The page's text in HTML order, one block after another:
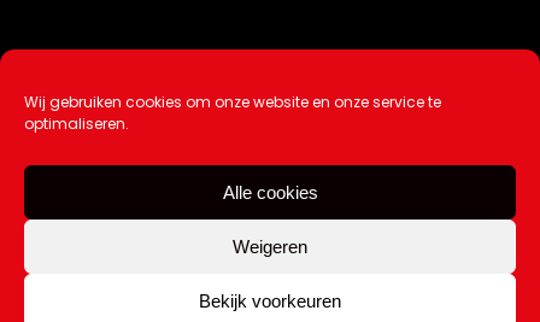
Wij gebruiken cookies om onze website en onze service te
optimaliseren.
Alle cookies
Weigeren
Bekijk voorkeuren
Ontwikkeling / Hosting doorAtSea
Over Ons |Tip de redactie
Contact
Copyright Kattuk.nl 2003-2026